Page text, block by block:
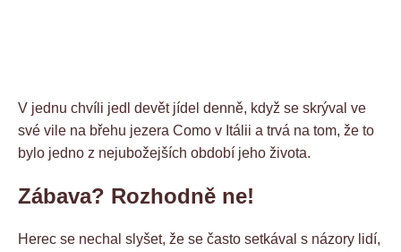
V jednu chvíli jedl devět jídel denně, když se skrýval ve
své vile na břehu jezera Como v Itálii a trvá na tom, že to
bylo jedno z nejubožejších období jeho života.
Zábava? Rozhodně ne!
Herec se nechal slyšet, že se často setkával s názory lidí,